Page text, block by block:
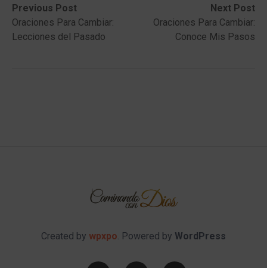
Post
navigation
Previous Post
Previous
post:Oraciones Para Cambiar:
Lecciones del Pasado
Next Post
Next
post:
Oraciones Para Cambiar:
Conoce Mis Pasos
Created by wpxpo. Powered by WordPress